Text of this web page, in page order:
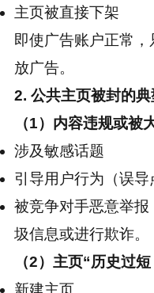
主页被直接下架
即使广告账户正常
放广告。
2. 公共主页被封的典
（1）内容违规或被
涉及敏感话题
引导用户行为（误导
被竞争对手恶意举
圾信息或进行欺诈。
（2）主页“历史过
新建主页